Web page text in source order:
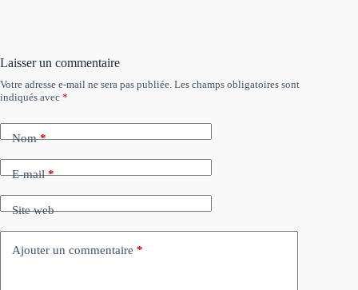
Laisser un commentaire
Votre adresse e-mail ne sera pas publiée. Les champs obligatoires sont
indiqués avec *
Nom*
E-mail*
Site web
Ajouter un commentaire *